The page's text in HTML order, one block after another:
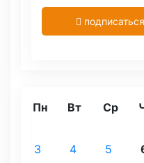
Пн Вт Ср
3
4 5